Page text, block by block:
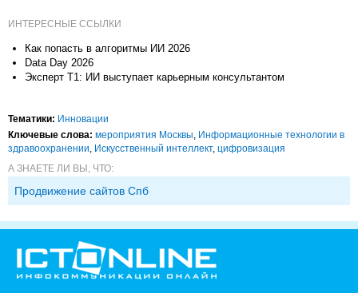
ИНТЕРЕСНЫЕ ССЫЛКИ
Как попасть в алгоритмы ИИ 2026
Data Day 2026
Эксперт Т1: ИИ выступает карьерным консультантом
Тематики: Инновации
Ключевые слова: мероприятия Москвы Информационные технологии в
здравоохранении Искусственный интеллект, цифровизация
А ЗНАЕТЕ ЛИ ВЫ, ЧТО:
Продвижение сайтов Спб